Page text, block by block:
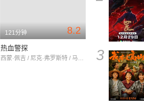
3
8.2
121分钟
热血警探
西蒙·佩吉 / 尼克·弗罗斯特 / 马丁·弗瑞曼